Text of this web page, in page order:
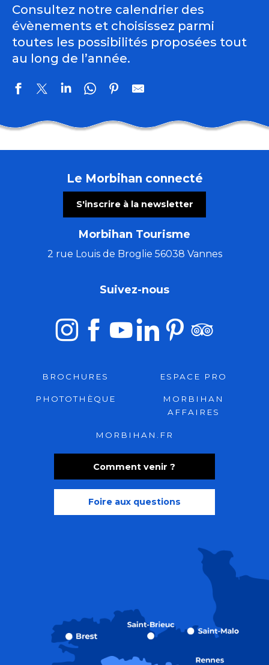
Consultez notre calendrier des
évènements et choisissez parmi
toutes les possibilités proposées tout
au long de l’année.
Pardon de Saint-Guénolé
Brocante dans les rues d'Etel
Atelier gravure sur tetrapak
Concert à remonter dans le temps (de Huillet à
Pardon de Saint-Guénolé
Concert : Monsieur Poisson
Tournoi Kib Open Beach 2026
Le Morbihan connecté
S'inscrire à la newsletter
Morbihan Tourisme
2 rue Louis de Broglie 56038 Vannes
Comment venir ?
Foire aux questions
Suivez-nous
BROCHURES ESPACE PRO
PHOTOTHÈQUE
MORBIHAN
AFFAIRES
MORBIHAN.FR